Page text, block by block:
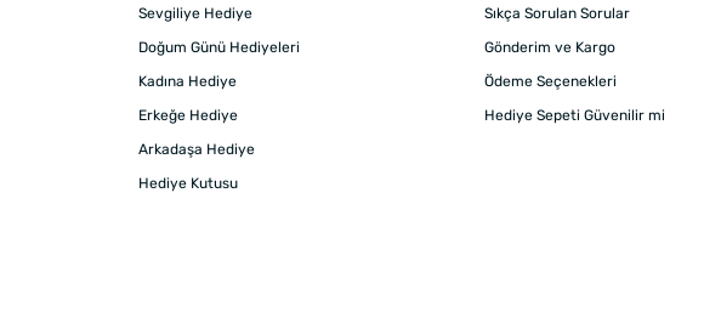
Sevgiliye Hediye
Doğum Günü Hediyeleri
Kadına Hediye
Erkeğe Hediye
Arkadaşa Hediye
Hediye Kutusu
Sıkça Sorulan Sorular
Gönderim ve Kargo
Ödeme Seçenekleri
Hediye Sepeti Güvenilir mi